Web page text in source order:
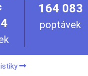
164 083
poptávek